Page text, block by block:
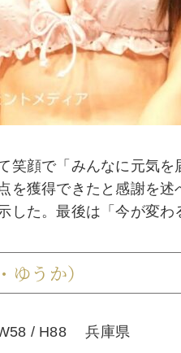
笑顔で「みんなに元気
を獲得できたと感謝を
した。最後は「今が変
うか）
/ H88 兵庫県